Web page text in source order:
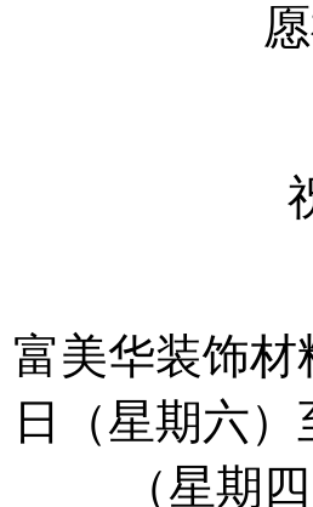
富美华装饰材
日（星期六
（星期